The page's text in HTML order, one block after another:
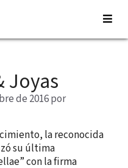
Joyas
de 2016por
la reconocida
su última
con la firma